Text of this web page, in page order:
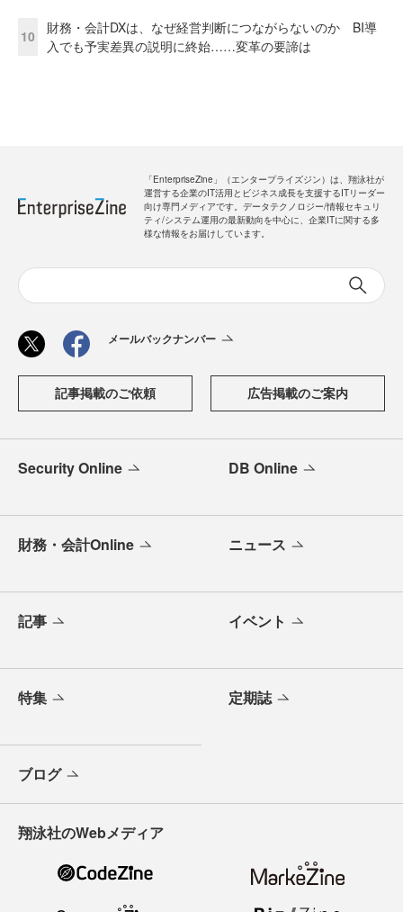
10
財務・会計DXは、なぜ経営判断につながらないのか BI導
入でも予実差異の説明に終始……変革の要諦は
「EnterpriseZine」（エンタープライズジン）は、翔泳社が
運営する企業のIT活用とビジネス成長を支援するITリーダー
向け専門メディアです。データテクノロジー/情報セキュリ
ティ/システム運用の最新動向を中心に、企業ITに関する多
様な情報をお届けしています。
メールバックナンバー
記事掲載のご依頼 広告掲載のご案内
Security Online DB Online
財務・会計Online ニュース
記事 イベント
特集 定期誌
ブログ
翔泳社のWebメディア